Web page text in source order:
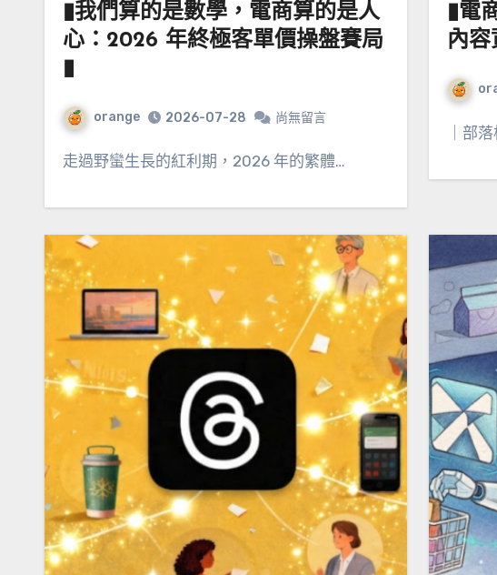
▮我們算的是數學，電商算的是人
心：2026 年終極客單價操盤賽局
orange 2026-07-28 尚無留言
走過野蠻生長的紅利期，2026 年的繁體…
▮電
內
｜部